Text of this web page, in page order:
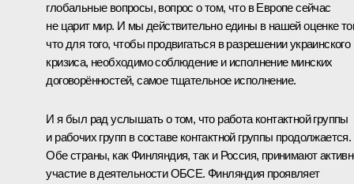
глобальные вопросы, вопрос о том, что в Европе сейчас
не царит мир. И мы действительно едины в нашей оценке
что для того, чтобы продвигаться в разрешении украинского
кризиса, необходимо соблюдение и исполнение минских
договорённостей, самое тщательное исполнение.
И я был рад услышать о том, что работа контактной группы
и рабочих групп в составе контактной группы продолжается.
Обе страны, как Финляндия, так и Россия, принимают
участие в деятельности ОБСЕ. Финляндия проявляет